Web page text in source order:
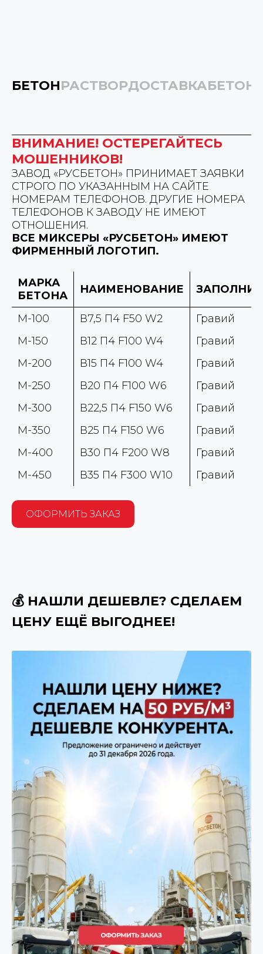
БЕТОНРАСТВОРДОСТАВКА
ВНИМАНИЕ! ОСТЕРЕГАЙТЕСЬ
МОШЕННИКОВ!
ЗАВОД «РУСБЕТОН» ПРИНИМАЕТ ЗАЯВКИ
СТРОГО ПО УКАЗАННЫМ НА САЙТЕ
НОМЕРАМ ТЕЛЕФОНОВ. ДРУГИЕ НОМЕРА
ТЕЛЕФОНОВ К ЗАВОДУ НЕ ИМЕЮТ
ОТНОШЕНИЯ.
ВСЕ МИКСЕРЫ «РУСБЕТОН» ИМЕЮТ
ФИРМЕННЫЙ ЛОГОТИП.
МАРКА
БЕТОНА
НАИМЕНОВАНИЕ
М-100 В7,5 П4 F50 W2
Гравий
М-150
В12 П4 F100 W4
Гравий
М-200
В15 П4 F100 W4
Гравий
М-250
В20 П4 F100 W6
Гравий
М-300
В22,5 П4 F150 W6
Гравий
М-350
В25 П4 F150 W6
Гравий
М-400
В30 П4 F200 W8
Гравий
М-450
В35 П4 F300 W10 Гравий
ОФОРМИТЬ ЗАКАЗ
💰 НАШЛИ ДЕШЕВЛЕ? СДЕЛАЕМ
ЦЕНУ ЕЩЁ ВЫГОДНЕЕ!